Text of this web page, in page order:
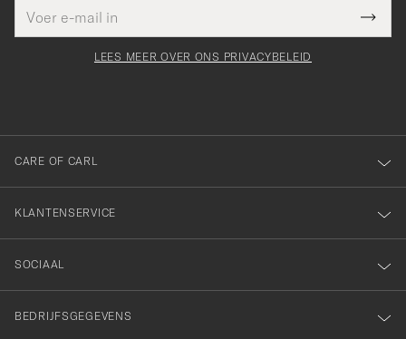
mailadres
veldBedankt
voor
onze
nieuwsbrief!
LEES MEER OVER ONS PRIVACYBELEID
CARE OF CARL
KLANTENSERVICE
SOCIAAL
BEDRIJFSGEGEVENS